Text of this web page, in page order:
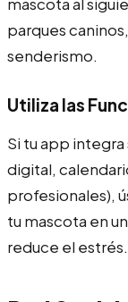
parques
senderismo.
Utiliza las
Si tu app
digital,
profesionales),
tu mascota en
reduce el estrés.